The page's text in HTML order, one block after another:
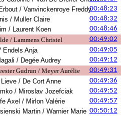
/ Vanvinckenroye Freddy00:48:23
/ Muller Claire 00:48:32
/ Laurent Koen 00:48:46
/ Lammens Christel 00:49:02
Endels Anja 00:49:05
/ Degée Audrey 00:49:12
Gudrun / Meyer Aurélie 00:49:31
/ De Cort Anne 00:49:36
/ Miroslav Jozefciak 00:49:52
Axel / Mirlon Valérie 00:49:57
Martin / Warnier Marie 00:50:12